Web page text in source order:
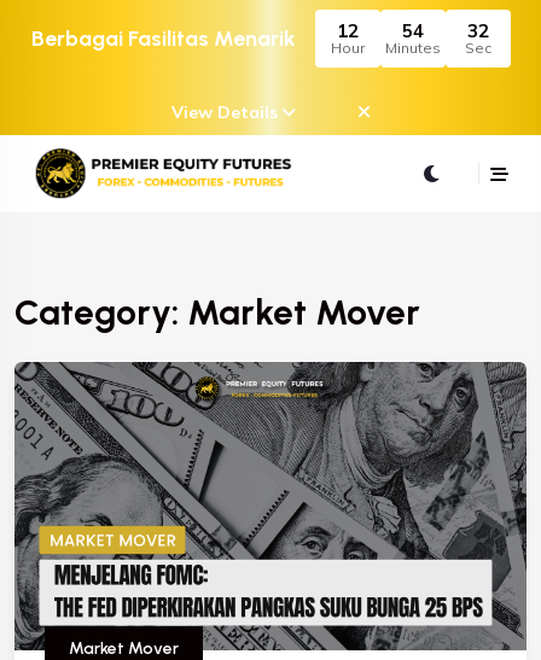
Berbagai Fasilitas Menarik 12
Hour
54
Minutes
32
Sec
View Details
Category: Market Mover
Market Mover